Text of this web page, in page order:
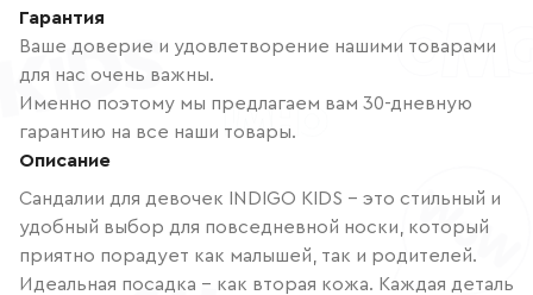
Гарантия
Ваше доверие и удовлетворение нашими товарами
для нас очень важны.
Именно поэтому мы предлагаем вам 30-дневную
гарантию на все наши товары.
Описание
Сандалии для девочек INDIGO KIDS – это стильный и
удобный выбор для повседневной носки, который
приятно порадует как малышей, так и родителей.
Идеальная посадка – как вторая кожа. Каждая деталь